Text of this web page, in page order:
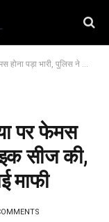
सीज की, वीडियो डिलीट कराई, मंगवाई माफी
पर फेमस
सीज की,
माफी